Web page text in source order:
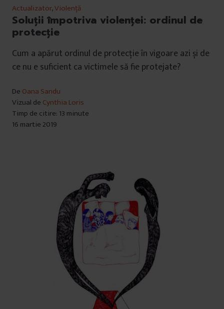
Actualizator,Violență
Soluții împotriva violenței: ordinul de
protecție
Cum a apărut ordinul de protecție în vigoare azi și de
ce nu e suficient ca victimele să fie protejate?
De Oana Sandu
Vizual de Cynthia Loris
Timp de citire: 13 minute
16 martie 2019